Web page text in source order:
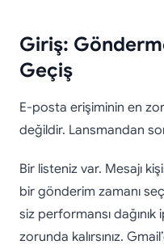
Giriş:
Geçiş
E-posta erişiminin en zor
değildir. Lansmandan
Bir listeniz var. Mesajı
bir gönderim zamanı
siz performansı
zorunda kalırsınız.